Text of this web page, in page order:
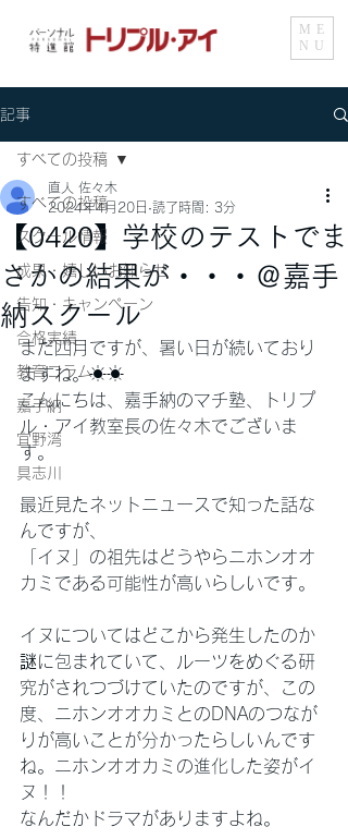
ME
NU
記事
すべての投稿
スクール情報
成果・嬉しいお知らせ
告知・キャンペーン
合格実績
教育コラム
嘉手納
宜野湾
具志川
すべての投稿
【0420】学校のテストでま
さかの結果が・・・＠嘉手
納スクール
直人 佐々木
2024年4月20日 読了時間: 3分
まだ四月ですが、暑い日が続いており
ますね。☀☀
こんにちは、嘉手納のマチ塾、トリプ
ル・アイ教室長の佐々木でございま
す。
最近見たネットニュースで知った話な
んですが、
「イヌ」の祖先はどうやらニホンオオ
カミである可能性が高いらしいです。
イヌについてはどこから発生したのか
謎に包まれていて、ルーツをめぐる研
究がされつづけていたのですが、この
度、ニホンオオカミとのDNAのつなが
りが高いことが分かったらしいんです
ね。ニホンオオカミの進化した姿がイ
ヌ！！
なんだかドラマがありますよね。